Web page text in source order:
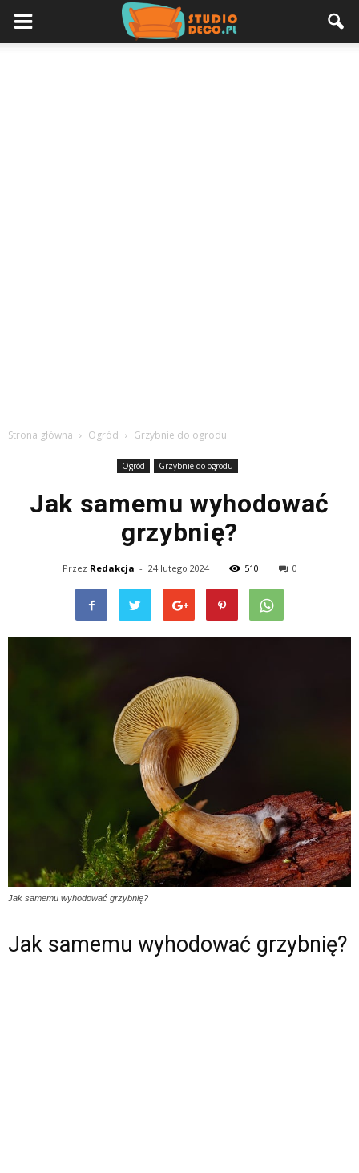
Strona główna Ogród Grzybnie do ogrodu
Ogród Grzybnie do ogrodu
Jak samemu wyhodować
grzybnię?
Przez Redakcja - 24 lutego 2024 510 0
Jak samemu wyhodować grzybnię?
Jak samemu wyhodować grzybnię?